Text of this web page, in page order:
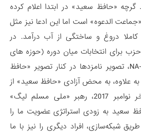
«حافظ سعید» در ابتدا اعلام کرده
الدعوه» است اما این ادعا نیز مثل
کاملا دروغ و ساختگی از آب درآمد. در
برای انتخابات میان دوره (حوزه های
انتخاباتی) NA-120 و NA-4، تصویر نامزدها در کنار تصویر «حافظ
به علاوه، به محض آزادی «حافظ سعید» از
بازداشت خانگی در اواخر نوامبر 2017، رهبر «ملی مسلم لیگ»
سعید به زودی استراتژی عضویت ما را
شبکه‌سازی، افراد دیگری را نیز با ما